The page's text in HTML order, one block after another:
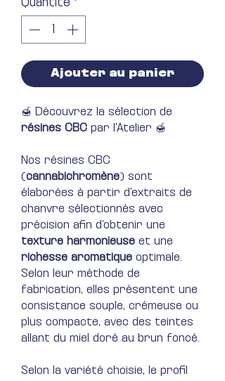
Quantité *
Ajouter au panier
🍯 Découvrez la sélection de
résines CBC par l'Atelier 🍯
Nos résines CBC
(cannabichromène) sont
élaborées à partir d’extraits de
chanvre sélectionnés avec
précision afin d’obtenir une
texture harmonieuse et une
richesse aromatique optimale.
Selon leur méthode de
fabrication, elles présentent une
consistance souple, crémeuse ou
plus compacte, avec des teintes
allant du miel doré au brun foncé.
Selon la variété choisie, le profil